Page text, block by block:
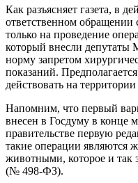
Как разъясняет газета, в
ответственном
только на проведение
который внесли депутаты
норму запретом
показаний.
действовать на
Напомним, что первый
внесен в Госдуму в конце
правительстве первую
такие операции являются
животными, которое и так
(№ 498-ФЗ).